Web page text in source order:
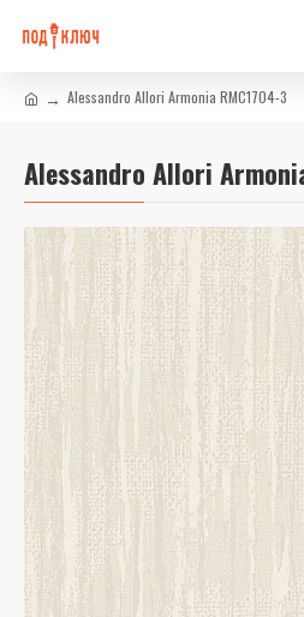
Alessandro Allori Armonia RMC1704-3
Alessandro Allori